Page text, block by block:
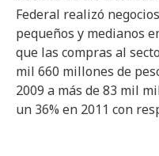
Federal realizó
pequeños y medianos
que las compras al
mil 660 millones de
2009 a más de 83 mil
un 36% en 2011 con